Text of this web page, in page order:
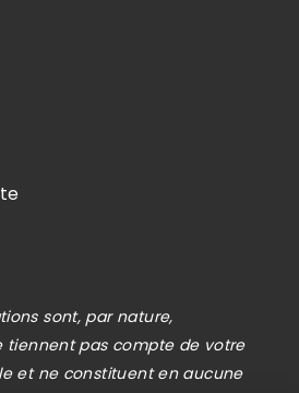
sont, par nature,
tiennent pas compte de votre
et ne constituent en aucune